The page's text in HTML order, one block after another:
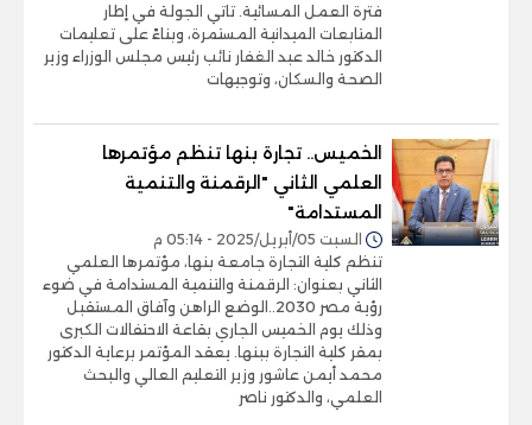
فترة العمل المسائية. تاتي الجولة في إطار
المتابعات الميدانية المستمرة، وبناءً على تعليمات
الدكتور خالد عبد الغفار نائب رئيس مجلس الوزراء وزير
الصحة والسكان، وتوجيهات
الخميس.. تجارة بنها تنظم مؤتمرها
العلمي الثاني "الرقمنة والتنمية
المستدامة"
السبت 05/أبريل/2025 - 05:14 م
تنظم كلية التجارة جامعة بنها، مؤتمرها العلمي
الثاني بعنوان: الرقمنة والتنمية المستدامة في ضوء
رؤية مصر 2030..الوضع الراهن وآفاق المستقبل
وذلك يوم الخميس الجاري بقاعة الاحتفالات الكبرى
بمقر كلية التجارة ببنها. يعقد المؤتمر برعاية الدكتور
محمد أيمن عاشور وزير التعليم العالي والبحث
العلمي، والدكتور ناصر